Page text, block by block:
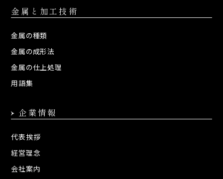
金属と加工技術
金属の種類
金属の成形法
金属の仕上処理
用語集
企業情報
代表挨拶
経営理念
会社案内